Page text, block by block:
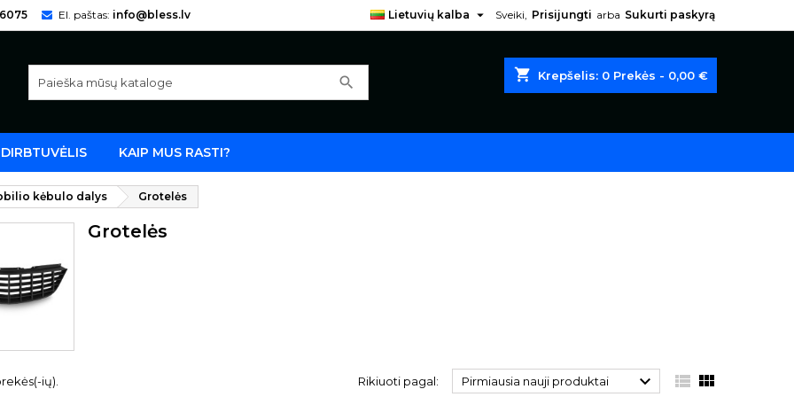
El. paštas: info@bless.lv Sveiki, Prisijungti arba Sukurti paskyrą
Lietuvių kalba 
shopping_cart Krepšelis: 0 Prekės - 0,00 €
search
DIRBTUVĖLIS KAIP MUS RASTI?
kėbulo dalys Grotelės
Grotelės
ių). Rikiuoti pagal: Pirmiausia nauji produktai   